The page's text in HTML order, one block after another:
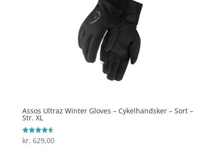
Assos Ultraz Winter Gloves – Cykelhandsker – Sort –
Str. XL
Vurderet
4.6
kr. 629,00